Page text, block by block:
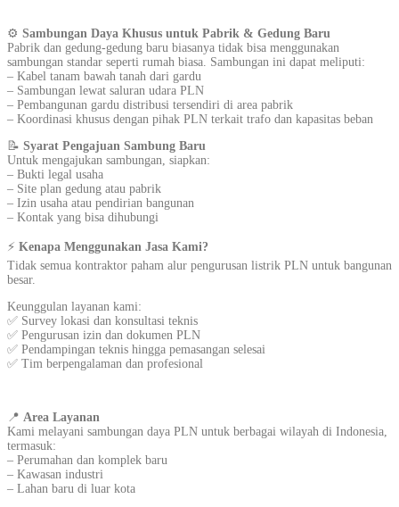
⚙️ Sambungan Daya Khusus untuk Pabrik & Gedung Baru
Pabrik dan gedung-gedung baru biasanya tidak bisa menggunakan
sambungan standar seperti rumah biasa. Sambungan ini dapat meliputi:
– Kabel tanam bawah tanah dari gardu
– Sambungan lewat saluran udara PLN
– Pembangunan gardu distribusi tersendiri di area pabrik
– Koordinasi khusus dengan pihak PLN terkait trafo dan kapasitas beban
📝 Syarat Pengajuan Sambung Baru
Untuk mengajukan sambungan, siapkan:
– Bukti legal usaha
– Site plan gedung atau pabrik
– Izin usaha atau pendirian bangunan
– Kontak yang bisa dihubungi
⚡ Kenapa Menggunakan Jasa Kami?
Tidak semua kontraktor paham alur pengurusan listrik PLN untuk bangunan
besar.
Keunggulan layanan kami:
✅ Survey lokasi dan konsultasi teknis
✅ Pengurusan izin dan dokumen PLN
✅ Pendampingan teknis hingga pemasangan selesai
✅ Tim berpengalaman dan profesional
📍 Area Layanan
Kami melayani sambungan daya PLN untuk berbagai wilayah di Indonesia,
termasuk:
– Perumahan dan komplek baru
– Kawasan industri
– Lahan baru di luar kota